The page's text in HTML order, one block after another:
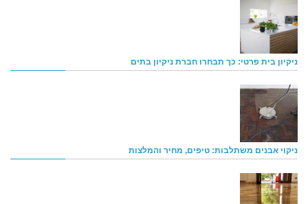
ניקיון בית פרטי: כך תבחרו חברת ניקיון בתים
ניקוי אבנים משתלבות: טיפים, מחיר והמלצות